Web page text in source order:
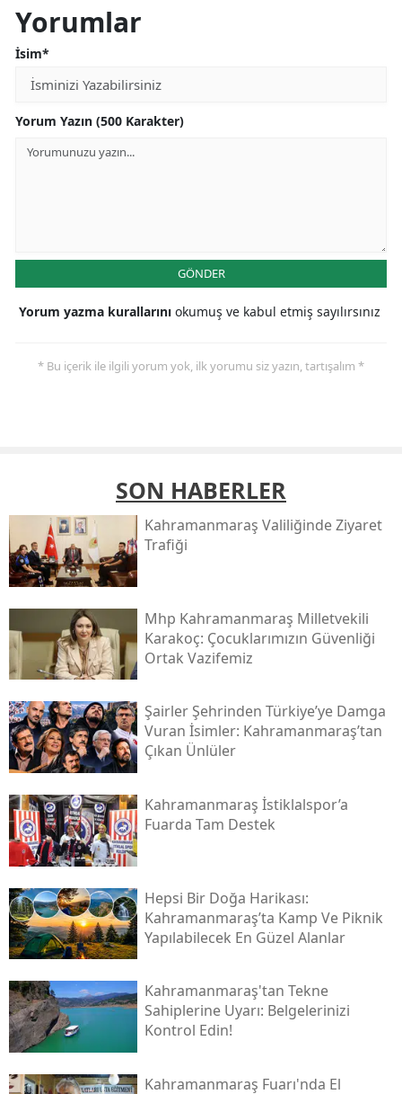
Yorumlar
İsim*
Yorum Yazın (500 Karakter)
GÖNDER
Yorum yazma kurallarını okumuş ve kabul etmiş sayılırsınız
* Bu içerik ile ilgili yorum yok, ilk yorumu siz yazın, tartışalım *
SON HABERLER
Kahramanmaraş Valiliğinde Ziyaret
Trafiği
Mhp Kahramanmaraş Milletvekili
Karakoç: Çocuklarımızın Güvenliği
Ortak Vazifemiz
Şairler Şehrinden Türkiye’ye Damga
Vuran İsimler: Kahramanmaraş’tan
Çıkan Ünlüler
Kahramanmaraş İstiklalspor’a
Fuarda Tam Destek
Hepsi Bir Doğa Harikası:
Kahramanmaraş’ta Kamp Ve Piknik
Yapılabilecek En Güzel Alanlar
Kahramanmaraş'tan Tekne
Sahiplerine Uyarı: Belgelerinizi
Kontrol Edin!
Kahramanmaraş Fuarı'nda El